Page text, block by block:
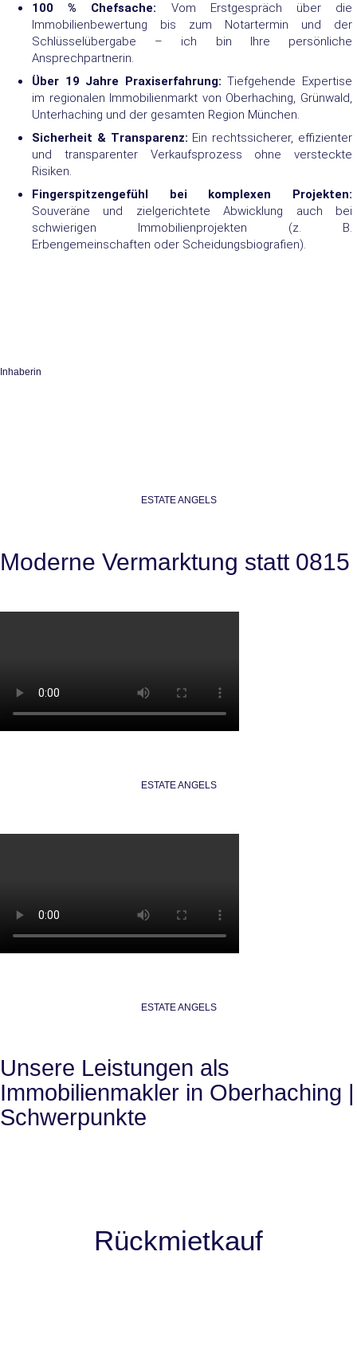
100 % Chefsache: Vom Erstgespräch über die
Immobilienbewertung bis zum Notartermin und der
Schlüsselübergabe – ich bin Ihre persönliche
Ansprechpartnerin.
Über 19 Jahre Praxiserfahrung: Tiefgehende Expertise
im regionalen Immobilienmarkt von Oberhaching, Grünwald,
Unterhaching und der gesamten Region München.
Sicherheit & Transparenz: Ein rechtssicherer, effizienter
und transparenter Verkaufsprozess ohne versteckte
Risiken.
Fingerspitzengefühl bei komplexen Projekten:
Souveräne und zielgerichtete Abwicklung auch bei
schwierigen Immobilienprojekten (z. B.
Erbengemeinschaften oder Scheidungsbiografien).
Inhaberin
ESTATE ANGELS
Moderne Vermarktung statt 0815
ESTATE ANGELS
ESTATE ANGELS
Unsere Leistungen als
Immobilienmakler in Oberhaching |
Schwerpunkte
Rückmietkauf